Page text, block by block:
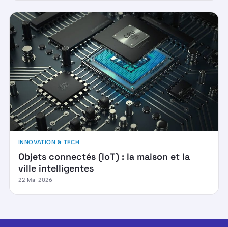
INNOVATION & TECH
Objets connectés (IoT) : la maison et la
ville intelligentes
22 Mai 2026